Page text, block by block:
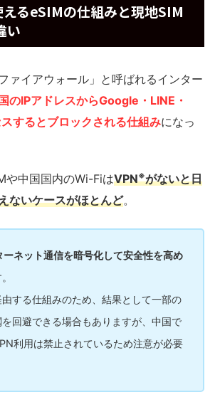
るeSIMの仕組みと現地SIM
い
ァイアウォール」と呼ばれるインター
のIPアドレスからGoogle・LINE・
するとブロックされる仕組みになっ
や中国国内のWi-FiはVPN※がないと日
ないケースがほとんど。
ーネット通信を暗号化して安全性を高め
する仕組みのため、結果として一部の
回避できる場合もありますが、中国で
利用は禁止されているため注意が必要